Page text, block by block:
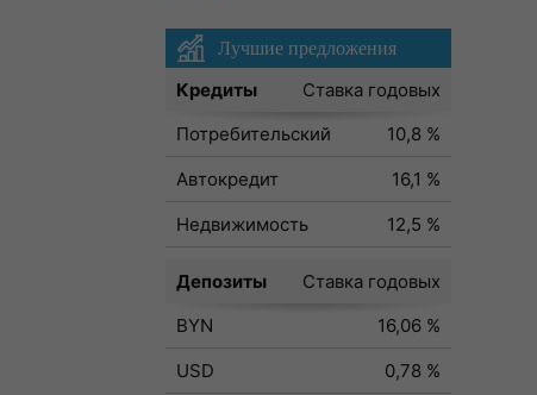
Лучшие предложения
Кредиты
Ставка годовых
Потребительский
10,8 %
Автокредит
16,1 %
Недвижимость
12,5 %
Депозиты
Ставка годовых
BYN
16,06 %
USD
0,78 %